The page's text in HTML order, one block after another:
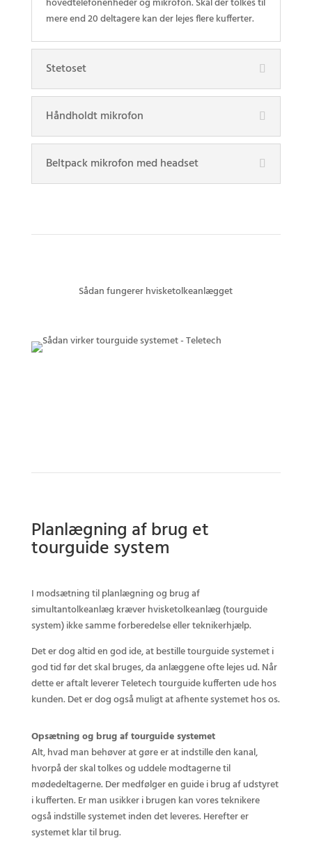
hovedtelefonenheder og mikrofon. Skal der tolkes til
mere end 20 deltagere kan der lejes flere kufferter.
Stetoset
Håndholdt mikrofon
Beltpack mikrofon med headset
Sådan fungerer hvisketolkeanlægget
Planlægning af brug et
tourguide system
I modsætning til planlægning og brug af
simultantolkeanlæg kræver hvisketolkeanlæg (tourguide
system) ikke samme forberedelse eller teknikerhjælp.
Det er dog altid en god ide, at bestille tourguide systemet i
god tid før det skal bruges, da anlæggene ofte lejes ud. Når
dette er aftalt leverer Teletech tourguide kufferten ude hos
kunden. Det er dog også muligt at afhente systemet hos os.
Opsætning og brug af tourguide systemet
Alt, hvad man behøver at gøre er at indstille den kanal,
hvorpå der skal tolkes og uddele modtagerne til
mødedeltagerne. Der medfølger en guide i brug af udstyret
i kufferten. Er man usikker i brugen kan vores teknikere
også indstille systemet inden det leveres. Herefter er
systemet klar til brug.